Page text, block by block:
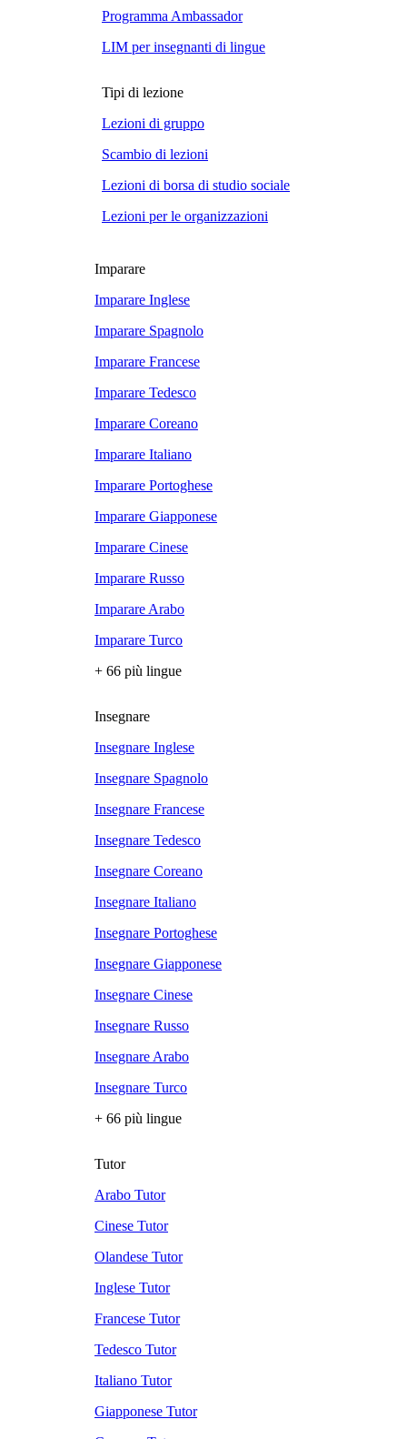
Programma Ambassador
LIM per insegnanti di lingue
Tipi di lezione
Lezioni di gruppo
Scambio di lezioni
Lezioni di borsa di studio sociale
Lezioni per le organizzazioni
Imparare
Imparare Inglese
Imparare Spagnolo
Imparare Francese
Imparare Tedesco
Imparare Coreano
Imparare Italiano
Imparare Portoghese
Imparare Giapponese
Imparare Cinese
Imparare Russo
Imparare Arabo
Imparare Turco
+ 66 più lingue
Insegnare
Insegnare Inglese
Insegnare Spagnolo
Insegnare Francese
Insegnare Tedesco
Insegnare Coreano
Insegnare Italiano
Insegnare Portoghese
Insegnare Giapponese
Insegnare Cinese
Insegnare Russo
Insegnare Arabo
Insegnare Turco
+ 66 più lingue
Tutor
Arabo Tutor
Cinese Tutor
Olandese Tutor
Inglese Tutor
Francese Tutor
Tedesco Tutor
Italiano Tutor
Giapponese Tutor